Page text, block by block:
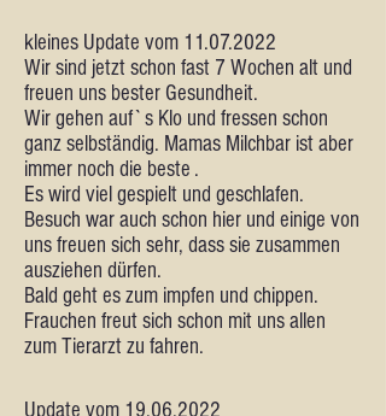
kleines Update vom 11.07.2022
Wir sind jetzt schon fast 7 Wochen alt und
freuen uns bester Gesundheit.
Wir gehen auf`s Klo und fressen schon
ganz selbständig. Mamas Milchbar ist aber
immer noch die beste .
Es wird viel gespielt und geschlafen.
Besuch war auch schon hier und einige von
uns freuen sich sehr, dass sie zusammen
ausziehen dürfen.
Bald geht es zum impfen und chippen.
Frauchen freut sich schon mit uns allen
zum Tierarzt zu fahren.
Update vom 19.06.2022